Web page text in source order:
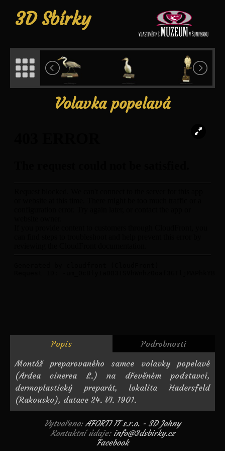
3D Sbírky
Volavka popelavá
Popis
Podrobnosti
Montáž preparovaného samce volavky popelavé
(Ardea cinerea L.) na dřevěném podstavci,
dermoplastický preparát, lokalita Hadersfeld
(Rakousko), datace 24. VI. 1901.
Vytvořeno:AFORTI IT s.r.o. - 3D Johny
Kontaktní údaje: info@3dsbirky.cz
Facebook